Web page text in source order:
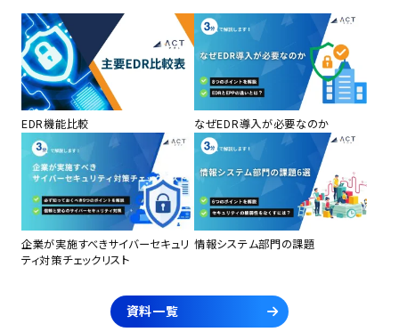
EDR機能比較 なぜEDR導入が必要なのか
企業が実施すべきサイバーセキュリ
ティ対策チェックリスト
情報システム部門の課題
資料一覧